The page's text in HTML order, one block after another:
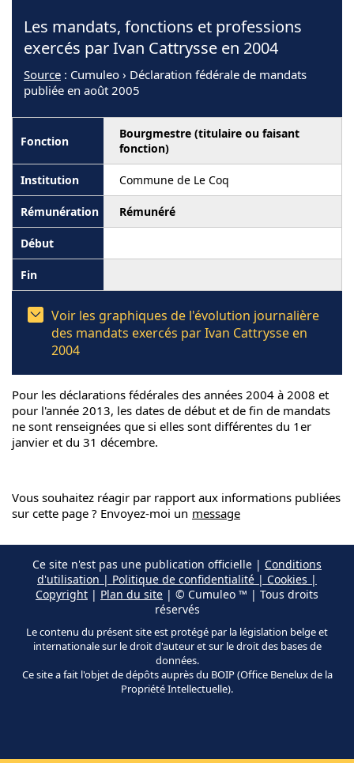
Les mandats, fonctions et professions
exercés par Ivan Cattrysse en 2004
Source : Cumuleo › Déclaration fédérale de mandats
publiée en août 2005
Bourgmestre (titulaire ou faisant
fonction)
Commune de Le Coq
Rémunéré
Voir les graphiques de l'évolution journalière
des mandats exercés par Ivan Cattrysse en
2004
Pour les déclarations fédérales des années 2004 à 2008 et
pour l'année 2013, les dates de début et de fin de mandats
ne sont renseignées que si elles sont différentes du 1er
janvier et du 31 décembre.
Vous souhaitez réagir par rapport aux informations publiées
sur cette page ? Envoyez-moi un message
Ce site n'est pas une publication officielle | Conditions
d'utilisation | Politique de confidentialité | Cookies |
Copyright | Plan du site | © Cumuleo ™ | Tous droits
réservés
Le contenu du présent site est protégé par la législation belge et
internationale sur le droit d'auteur et sur le droit des bases de
données.
Ce site a fait l'objet de dépôts auprès du BOIP (Office Benelux de la
Propriété Intellectuelle).